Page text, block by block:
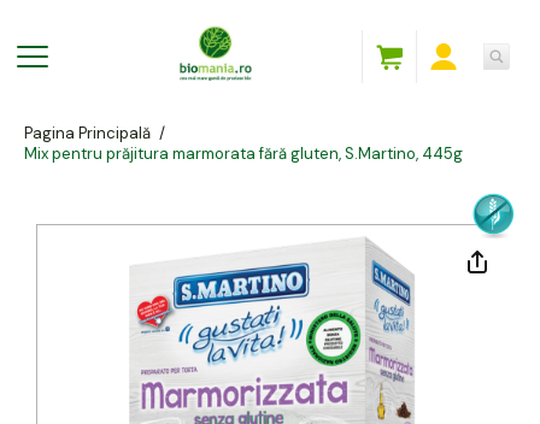
Pagina Principală /
Mix pentru prăjitura marmorata fără gluten, S.Martino, 445g